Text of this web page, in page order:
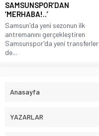
SAMSUNSPOR’DAN
‘MERHABA!..’
Samsun'da yeni sezonun ilk
antremanını gerçekleştiren
Samsunspor'da yeni transferler
de...
Anasayfa
YAZARLAR